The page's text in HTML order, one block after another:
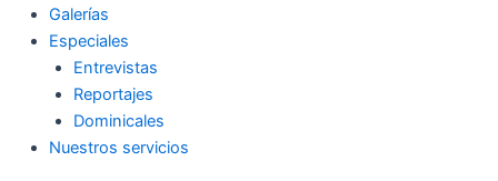
Galerías
Especiales
Entrevistas
Reportajes
Dominicales
Nuestros servicios